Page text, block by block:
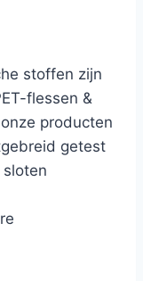
stoffen zijn
flessen &
producten
getest